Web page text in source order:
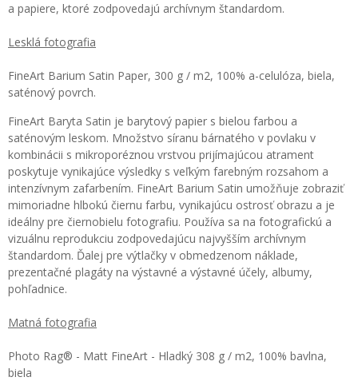
a papiere, ktoré zodpovedajú archívnym štandardom.
Lesklá fotografia
FineArt Barium Satin Paper, 300 g / m2, 100% a-celulóza, biela,
saténový povrch.
FineArt Baryta Satin je barytový papier s bielou farbou a
saténovým leskom. Množstvo síranu bárnatého v povlaku v
kombinácii s mikroporéznou vrstvou prijímajúcou atrament
poskytuje vynikajúce výsledky s veľkým farebným rozsahom a
intenzívnym zafarbením. FineArt Barium Satin umožňuje zobraziť
mimoriadne hlbokú čiernu farbu, vynikajúcu ostrosť obrazu a je
ideálny pre čiernobielu fotografiu. Používa sa na fotografickú a
vizuálnu reprodukciu zodpovedajúcu najvyšším archívnym
štandardom. Ďalej pre výtlačky v obmedzenom náklade,
prezentačné plagáty na výstavné a výstavné účely, albumy,
pohľadnice.
Matná fotografia
Photo Rag® - Matt FineArt - Hladký 308 g / m2, 100% bavlna,
biela